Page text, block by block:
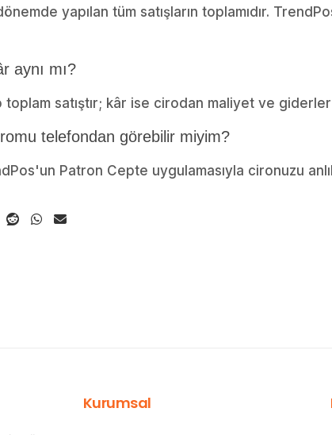
yapılan tüm satışların toplamıdır.
aynı mı?
toplam satıştır; kâr ise cirodan maliyet ve
telefondan görebilir miyim?
Patron Cepte uygulamasıyla cironuzu
Kurumsal